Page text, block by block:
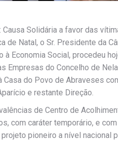
Solidária a favor das
Natal, o Sr. Presidente da
Economia Social, procedeu
Empresas do Concelho de
do Povo de Abraveses
e restante Direção.
de Centro de
com caráter temporário, e
pioneiro a nível nacional